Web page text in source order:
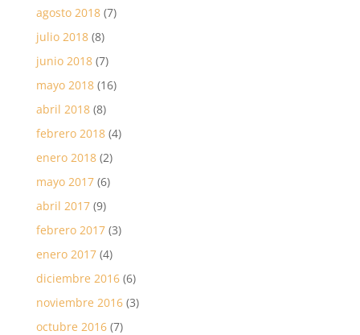
agosto 2018(7)
julio 2018(8)
junio 2018(7)
mayo 2018(16)
abril 2018(8)
febrero 2018(4)
enero 2018(2)
mayo 2017(6)
abril 2017(9)
febrero 2017(3)
enero 2017(4)
diciembre 2016(6)
noviembre 2016(3)
octubre 2016(7)